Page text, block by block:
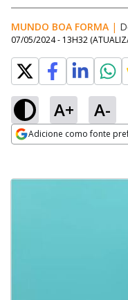
MUNDO BOA FORMA |
07/05/2024 - 13H32
A+ A-
Adicione como fonte